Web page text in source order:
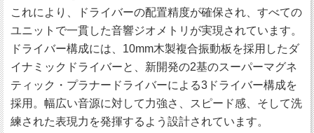
これにより、ドライバーの配置精度が確保され、すべての
ユニットで一貫した音響ジオメトリが実現されています。
ドライバー構成には、10mm木製複合振動板を採用したダ
イナミックドライバーと、新開発の2基のスーパーマグネ
ティック・プラナードライバーによる3ドライバー構成を
採用。幅広い音源に対して力強さ、スピード感、そして洗
練された表現力を発揮するよう設計されています。